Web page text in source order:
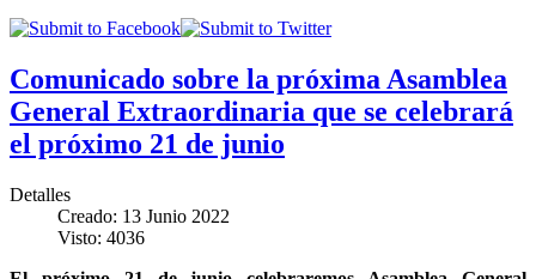
Comunicado sobre la próxima Asamblea
General Extraordinaria que se celebrará
el próximo 21 de junio
Detalles
Creado: 13 Junio 2022
Visto: 4036